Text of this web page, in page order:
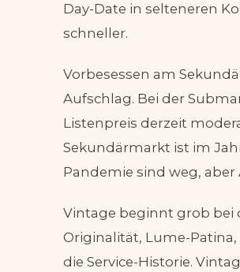
Day-Date in selteneren
schneller.
Vorbesessen am
Aufschlag. Bei der
Listenpreis derzeit
Sekundärmarkt ist im
Pandemie sind weg,
Vintage beginnt grob bei
Originalität, Lume-
die Service-Historie.